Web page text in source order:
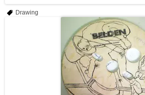
Drawing